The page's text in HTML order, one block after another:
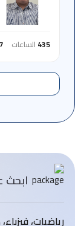
435 الساعات
ابحث
رياضيات،